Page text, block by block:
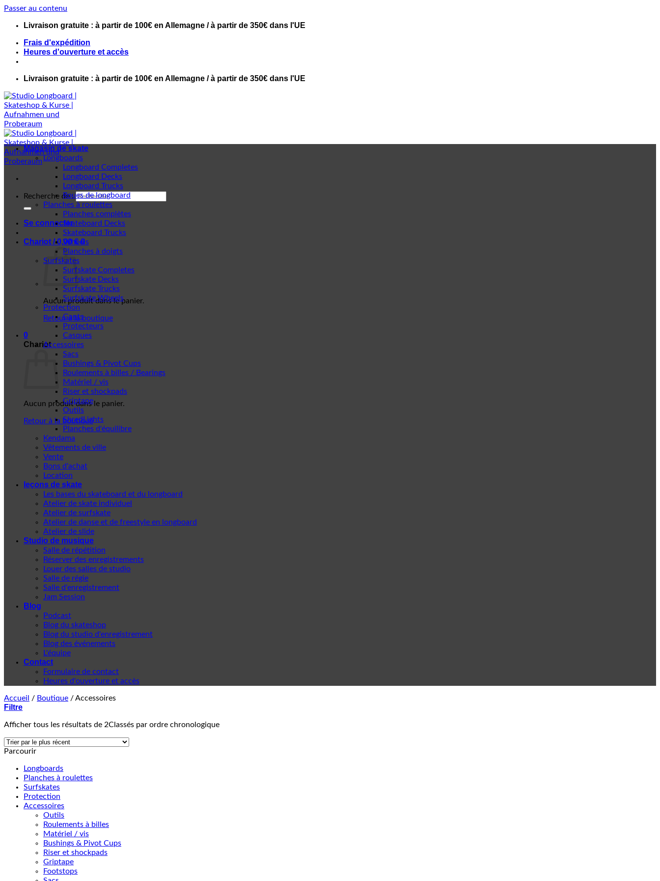
Passer au contenu
Livraison gratuite : à partir de 100€ en Allemagne / à partir de 350€ dans l'UE
Frais d'expédition
Heures d'ouverture et accès
Livraison gratuite : à partir de 100€ en Allemagne / à partir de 350€ dans l'UE
Recherche de :
Se connecter
Chariot /0,00€ 0
Aucun produit dans le panier.
Retour à la boutique
0
Chariot
Aucun produit dans le panier.
Retour à la boutique
Magasin de skate
Longboards
Longboard Completes
Longboard Decks
Longboard Trucks
Roues de longboard
Planches à roulettes
Planches complètes
Skateboard Decks
Skateboard Trucks
Wheels
Planches à doigts
Surfskates
Surfskate Completes
Surfskate Decks
Surfskate Trucks
Surfskate Wheels
Protection
Gants
Protecteurs
Casques
Accessoires
Sacs
Bushings & Pivot Cups
Roulements à billes / Bearings
Matériel / vis
Riser et shockpads
Griptape
Outils
ShredLights
Planches d'équilibre
Kendama
Vêtements de ville
Vente
Bons d'achat
Location
leçons de skate
Les bases du skateboard et du longboard
Atelier de skate individuel
Atelier de surfskate
Atelier de danse et de freestyle en longboard
Atelier de slide
Studio de musique
Salle de répétition
Réserver des enregistrements
Louer des salles de studio
Salle de régie
Salle d'enregistrement
Jam Session
Blog
Podcast
Blog du skateshop
Blog du studio d'enregistrement
Blog des événements
L'équipe
Contact
Formulaire de contact
Heures d'ouverture et accès
Accueil / Boutique /Accessoires
Filtre
Afficher tous les résultats de 2Classés par ordre chronologique
Parcourir
Longboards
Planches à roulettes
Surfskates
Protection
Accessoires
Outils
Roulements à billes
Matériel / vis
Bushings & Pivot Cups
Riser et shockpads
Griptape
Footstops